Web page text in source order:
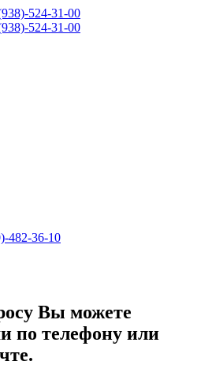
524-31-00
524-31-00
482-36-10
Вы можете
по телефону или